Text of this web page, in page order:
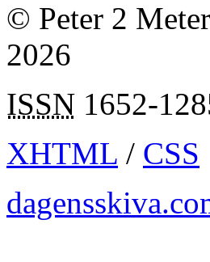
© Peter 2
2026
ISSN 1652-
XHTML / CSS